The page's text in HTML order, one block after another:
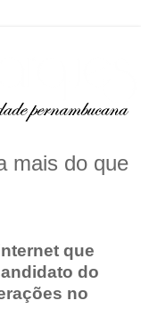
mais do que
que
do
no